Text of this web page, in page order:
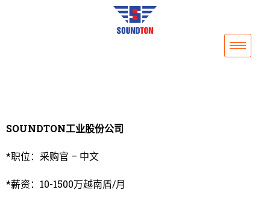
SOUNDTON工业股份公司
*职位：采购官 – 中文
*薪资：10-1500万越南盾/月